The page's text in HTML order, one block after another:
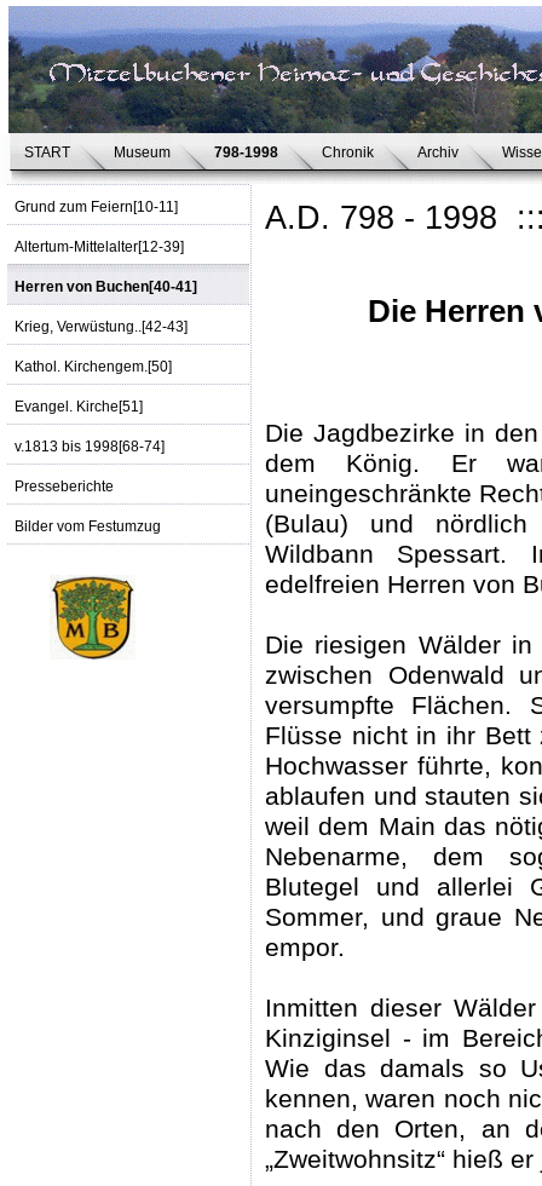
START Museum 798-1998 Chronik Archiv
Grund zum Feiern[10-11]
Altertum-Mittelalter[12-39]
Herren von Buchen[40-41]
Krieg, Verwüstung..[42-43]
Kathol. Kirchengem.[50]
Evangel. Kirche[51]
v.1813 bis 1998[68-74]
Presseberichte
Bilder vom Festumzug
A.D. 798 - 1998
Die Herren
Die Jagdbezirke in
dem König. Er
uneingeschränkte
(Bulau) und
Wildbann Spessart.
edelfreien Herren von
Die riesigen Wälder
zwischen Odenwald
versumpfte Flächen.
Flüsse nicht in ihr Bett
Hochwasser führte,
ablaufen und stauten
weil dem Main das
Nebenarme, dem
Blutegel und allerlei
Sommer, und graue
empor.
Inmitten dieser
Kinziginsel - im
Wie das damals so
kennen, waren noch
nach den Orten, an
„Zweitwohnsitz“ hieß